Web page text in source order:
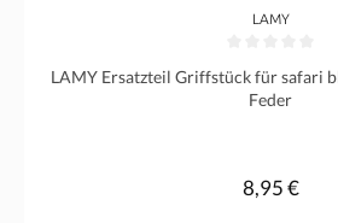
LAMY
LAMY Ersatzteil Griffstück für safari
Feder
Regulärer
8,95 €